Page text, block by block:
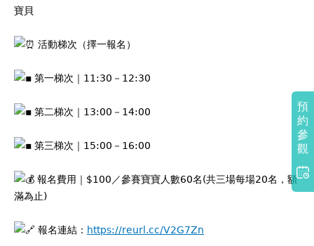
寶貝
活動梯次（擇一報名）
第一梯次｜11:30－12:30
第二梯次｜13:00－14:00
第三梯次｜15:00－16:00
報名費用｜$100／參賽寶寶人數60名(共三場每場20名，額
滿為止)
報名連結： https://reurl.cc/V2G7Zn
預
約
參
觀